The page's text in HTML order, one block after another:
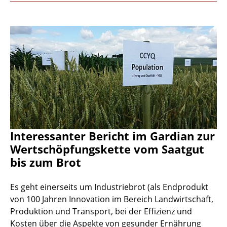
Interessanter Bericht im Gardian zur
Wertschöpfungskette vom Saatgut
bis zum Brot
Es geht einerseits um Industriebrot (als Endprodukt
von 100 Jahren Innovation im Bereich Landwirtschaft,
Produktion und Transport, bei der Effizienz und
Kosten über die Aspekte von gesunder Ernährung